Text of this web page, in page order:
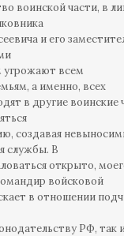
воинской части, в
и его
всем
а именно, всех
в другие воинские
создавая
службы. В
открыто,
войсковой
в отношении
РФ, так